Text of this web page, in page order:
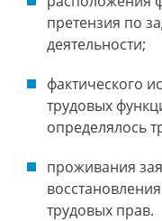
претензия по
деятельности;
фактического
трудовых
определялось
проживания
трудовых прав.